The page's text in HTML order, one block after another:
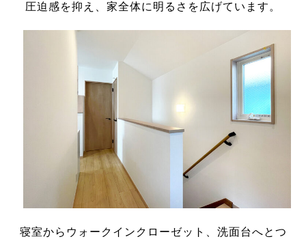
圧迫感を抑え、家全体に明るさを広げています。
寝室からウォークインクローゼット、洗面台へとつ